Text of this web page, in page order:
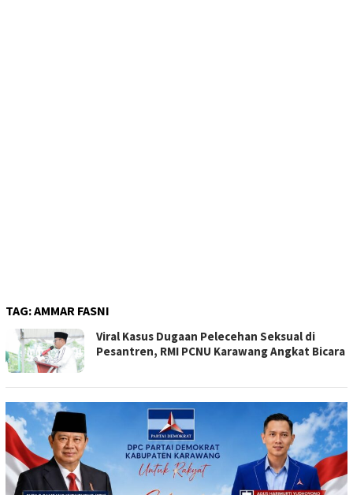
TAG:AMMAR FASNI
Viral Kasus Dugaan Pelecehan Seksual di
Pesantren, RMI PCNU Karawang Angkat Bicara